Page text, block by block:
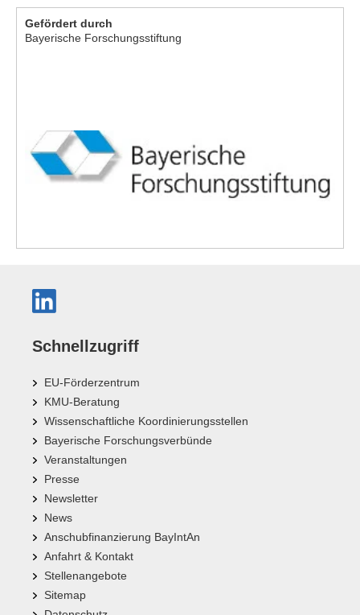
Gefördert durch
Bayerische Forschungsstiftung
Schnellzugriff
EU-Förderzentrum
KMU-Beratung
Wissenschaftliche Koordinierungsstellen
Bayerische Forschungsverbünde
Veranstaltungen
Presse
Newsletter
News
Anschubfinanzierung BayIntAn
Anfahrt & Kontakt
Stellenangebote
Sitemap